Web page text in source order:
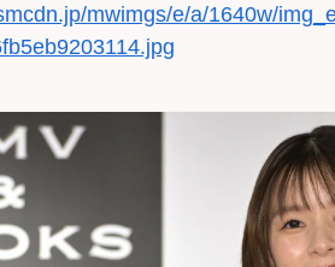
mwimgs/e/a/1640w/